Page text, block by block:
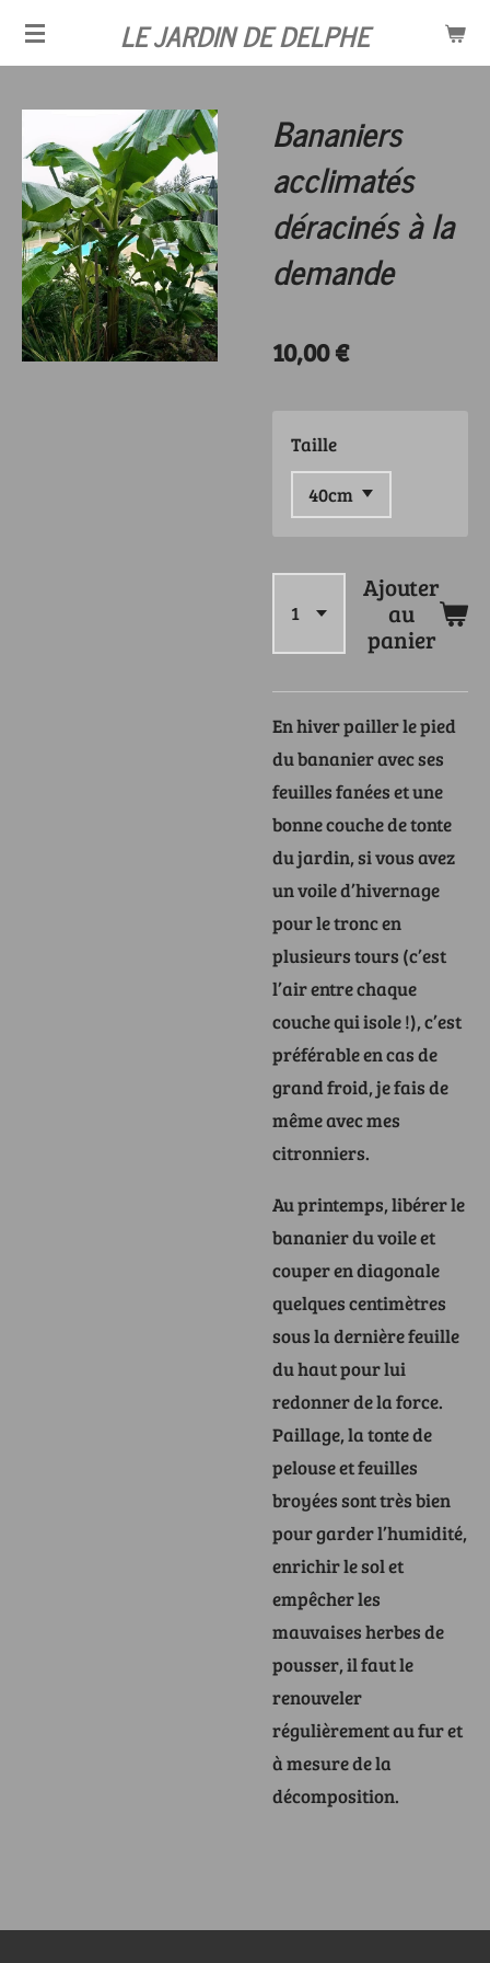
Passer
LE JARDIN DE DELPHE
Bananiers
acclimatés
déracinés à la
demande
10,00 €
Taille
Ajouter
au
panier
En hiver pailler le pied
du bananier avec ses
feuilles fanées et une
bonne couche de tonte
du jardin, si vous avez
un voile d’hivernage
pour le tronc en
plusieurs tours (c’est
l’air entre chaque
couche qui isole !), c’est
préférable en cas de
grand froid, je fais de
même avec mes
citronniers.
Au printemps, libérer le
bananier du voile et
couper en diagonale
quelques centimètres
sous la dernière feuille
du haut pour lui
redonner de la force.
Paillage, la tonte de
pelouse et feuilles
broyées sont très bien
pour garder l’humidité,
enrichir le sol et
empêcher les
mauvaises herbes de
pousser, il faut le
renouveler
régulièrement au fur et
à mesure de la
décomposition.